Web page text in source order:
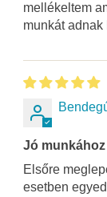
mellékeltem
munkát adnak
Jó munkához
Elsőre
esetben